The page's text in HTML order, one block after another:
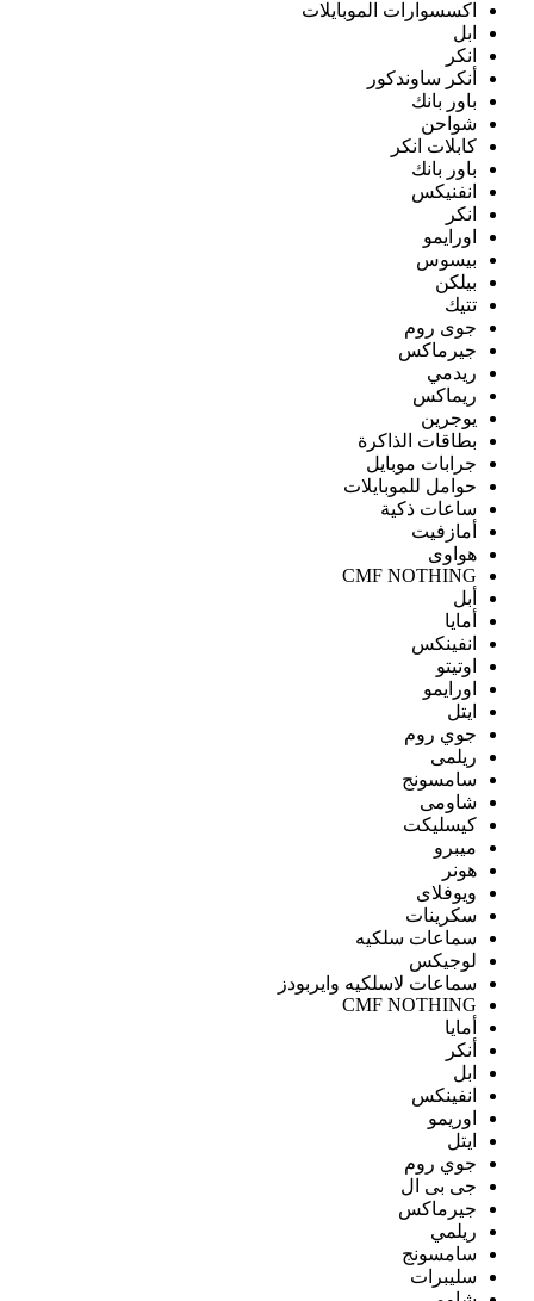
اكسسوارات الموبايلات
ابل
انكر
أنكر ساوندكور
باور بانك
شواحن
كابلات انكر
باور بانك
انفنيكس
انكر
اورايمو
بيسوس
بيلكن
تتيك
جوى روم
جيرماكس
ريدمي
ريماكس
يوجرين
بطاقات الذاكرة
جرابات موبايل
حوامل للموبايلات
ساعات ذكية
أمازفيت
هواوى
CMF NOTHING
أبل
أمايا
انفينكس
اوتيتو
اورايمو
ايتل
جوي روم
ريلمى
سامسونج
شاومى
كيسليكت
ميبرو
هونر
ويوفلاى
سكرينات
سماعات سلكيه
لوجيكس
سماعات لاسلكيه وايربودز
CMF NOTHING
أمايا
أنكر
ابل
انفينكس
اوريمو
ايتل
جوي روم
جى بى ال
جيرماكس
ريلمي
سامسونج
سليبرات